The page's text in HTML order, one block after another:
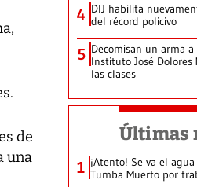
de
una
4 DIJ habilita
del récord policivo
5 Decomisan un arma
Instituto José Dolores
las clases
Últimas
1 ¡Atento! Se va el
Tumba Muerto por